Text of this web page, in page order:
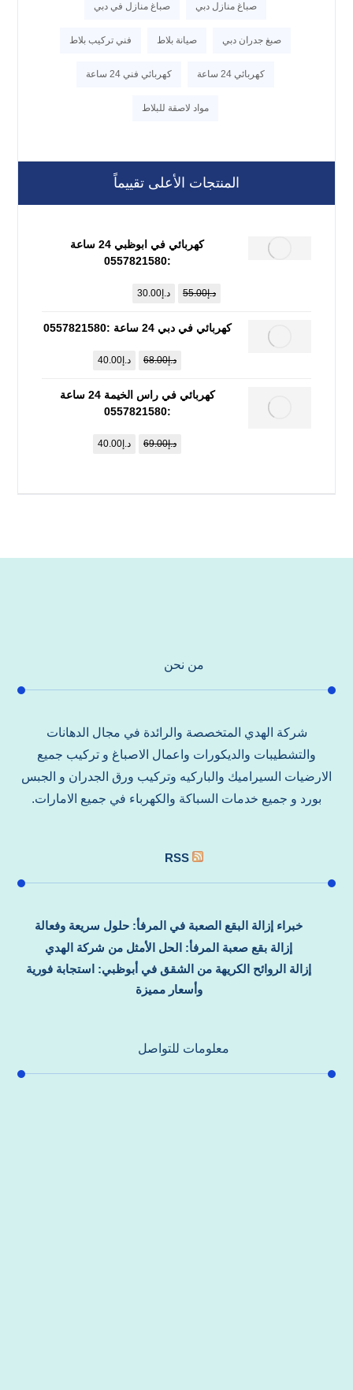
صباغ منازل دبي صباغ منازل في دبي
صبغ جدران دبي صيانة بلاط فني تركيب بلاط
كهربائي 24 ساعة كهربائي فني 24 ساعة
مواد لاصقة للبلاط
المنتجات الأعلى تقييماً
كهربائي في ابوظبي 24 ساعة
:0557821580
د.إ55.00 د.إ 30.00
كهربائي في دبي 24 ساعة :0557821580
د.إ68.00 د.إ 40.00
كهربائي في راس الخيمة 24 ساعة
:0557821580
د.إ69.00 د.إ 40.00
من نحن
شركة الهدي المتخصصة والرائدة في مجال الدهانات
والتشطيبات والديكورات واعمال الاصباغ و تركيب جميع
الارضيات السيراميك والباركيه وتركيب ورق الجدران و الجبس
بورد و جميع خدمات السباكة والكهرباء في جميع الامارات.
RSS
خبراء إزالة البقع الصعبة في المرفأ: حلول سريعة وفعالة
إزالة بقع صعبة المرفأ: الحل الأمثل من شركة الهدي
إزالة الروائح الكريهة من الشقق في أبوظبي: استجابة فورية
وأسعار مميزة
معلومات للتواصل